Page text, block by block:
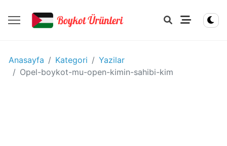
YIYECEK
IÇECEK
Anasayfa Kategori
Yazilar
Opel-boykot-mu-open-kimin-sahibi-kim